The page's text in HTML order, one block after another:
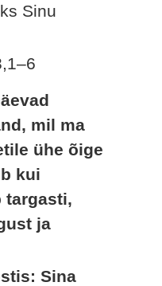
Sinu
mil ma
ühe õige
kui
targasti,
ja
Sina